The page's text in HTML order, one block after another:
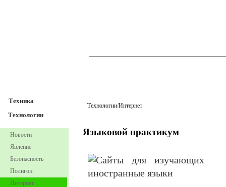
Техника
Технологии
Новости
Явление
Безопасность
Полигон
Интернет
Технологии/Интернет
Языковой практикум